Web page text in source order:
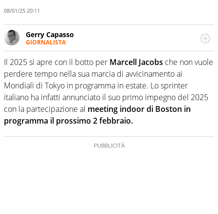
08/01/25 20:11
Gerry Capasso
GIORNALISTA
Per lui gli sport americani non hanno segreti: basket,
football, baseball e la capacità innata di trovare la notizia
dove altri non vedono granché
Il 2025 si apre con il botto per Marcell Jacobs che non vuole
perdere tempo nella sua marcia di avvicinamento ai
Mondiali di Tokyo in programma in estate. Lo sprinter
italiano ha infatti annunciato il suo primo impegno del 2025
con la partecipazione al meeting indoor di Boston in
programma il prossimo 2 febbraio.